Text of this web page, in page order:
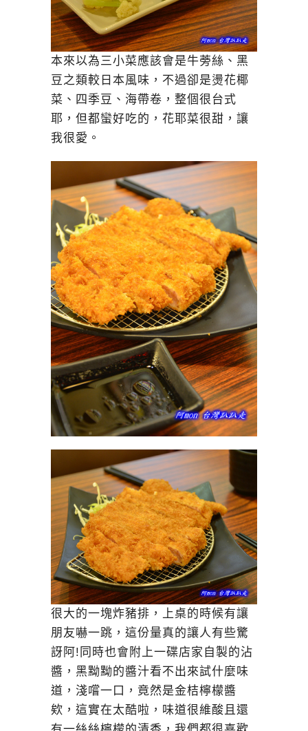
本來以為三小菜應該會是牛蒡絲、黑
豆之類較日本風味，不過卻是燙花椰
菜、四季豆、海帶卷，整個很台式
耶，但都蠻好吃的，花耶菜很甜，讓
我很愛。
很大的一塊炸豬排，上桌的時候有讓
朋友嚇一跳，這份量真的讓人有些驚
訝阿!同時也會附上一碟店家自製的沾
醬，黑黝黝的醬汁看不出來試什麼味
道，淺嚐一口，竟然是金桔檸檬醬
欸，這實在太酷啦，味道很維酸且還